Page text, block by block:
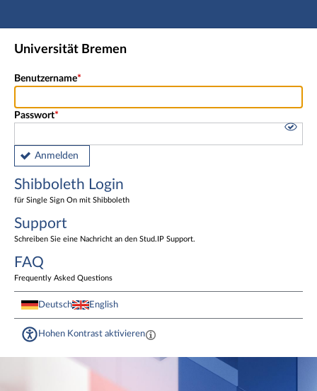
Hauptnavigation
Shibboleth Login
Universität Bremen
Benutzername
Passwort
Anmelden
Shibboleth Login
für Single Sign On mit Shibboleth
Support
Schreiben Sie eine Nachricht an den Stud.IP Support.
FAQ
Frequently Asked Questions
Deutsch English
Hohen Kontrast aktivieren